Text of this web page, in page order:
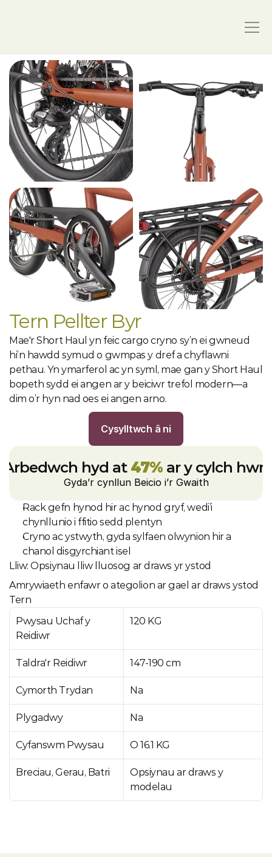
Tern Pellter Byr
Mae'r Short Haul yn feic cargo cryno sy’n ei gwneud
hi’n hawdd symud o gwmpas y dref a chyflawni
pethau. Yn ymarferol ac yn syml, mae gan y Short Haul
bopeth sydd ei angen ar y beiciwr trefol modern—a
dim o’r hyn nad oes ei angen arno.
Cysylltwch â ni
Arbedwch hyd at 47% ar y cylch hwn
Gyda’r cynllun Beicio i’r Gwaith
Rack gefn hynod hir ac hynod gryf, wedi’i
chynllunio i ffitio sedd plentyn
Cryno ac ystwyth, gyda sylfaen olwynion hir a
chanol disgyrchiant isel
Lliw: Opsiynau lliw lluosog ar draws yr ystod
Amrywiaeth enfawr o ategolion ar gael ar draws ystod
Tern
Pwysau Uchaf y
Reidiwr
120 KG
Taldra'r Reidiwr 147-190 cm
Cymorth Trydan Na
Plygadwy Na
Cyfanswm Pwysau O 16.1 KG
Breciau, Gerau, Batri
Opsiynau ar draws y
modelau